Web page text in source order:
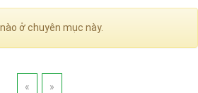
ở chuyên mục này.
« »